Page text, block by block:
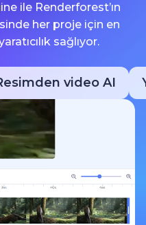
ile Renderforest’ın
her proje için en
sağlıyor.
video AI